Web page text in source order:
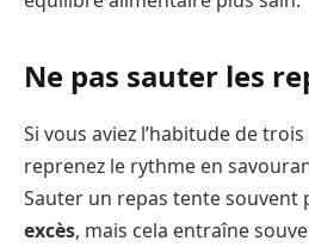
Ne pas sauter les
Si vous aviez l’habitude de
reprenez le rythme en
Sauter un repas tente souvent
excès, mais cela entraîne